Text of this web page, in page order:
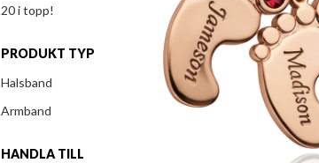
20 i topp!
PRODUKT TYP
Halsband
Armband
HANDLA TILL